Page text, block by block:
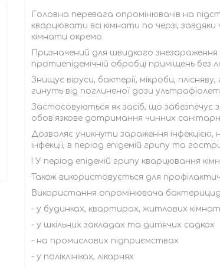
Головна перевага опромінювачів на
кварцювати всі кімнати по черзі,
кімнати окремо.
Призначений для швидкого
протиепідемічній обробці приміщень без
Знищує віруси, бактерії, мікроби,
гинуть від поглиненої дози
Застосовуються як засіб, що забезпечує
обов'язкове дотримання чинних
Дозволяє уникнути зараження інфекцією,
інфекції, в період епідемій грипу та
! У період епідемій грипу кварцювання
Також використовується для
Використання опромінювача
- у будинках, квартирах, житлових
- у шкільних закладах та дитячих садках
- на промислових підприємствах
- у поліклініках, лікарнях